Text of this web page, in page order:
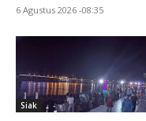
6 Agustus 2026 -08:35
Siak